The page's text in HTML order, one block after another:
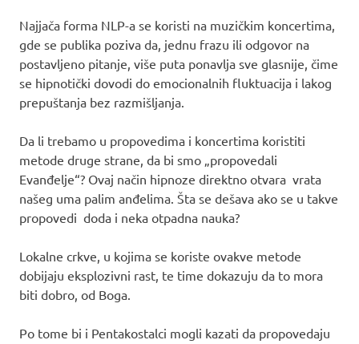
Najjača forma NLP-a se koristi na muzičkim koncertima,
gde se publika poziva da, jednu frazu ili odgovor na
postavljeno pitanje, više puta ponavlja sve glasnije, čime
se hipnotički dovodi do emocionalnih fluktuacija i lakog
prepuštanja bez razmišljanja.
Da li trebamo u propovedima i koncertima koristiti
metode druge strane, da bi smo „propovedali
Evanđelje“? Ovaj način hipnoze direktno otvara vrata
našeg uma palim anđelima. Šta se dešava ako se u takve
propovedi doda i neka otpadna nauka?
Lokalne crkve, u kojima se koriste ovakve metode
dobijaju eksplozivni rast, te time dokazuju da to mora
biti dobro, od Boga.
Po tome bi i Pentakostalci mogli kazati da propovedaju